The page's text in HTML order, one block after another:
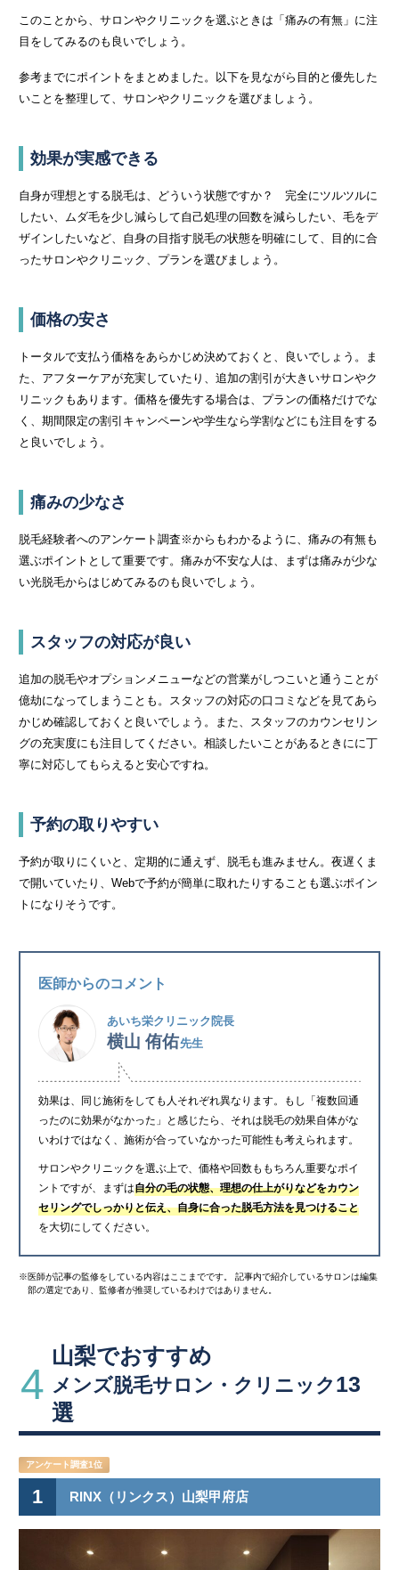
このことから、サロンやクリニックを選ぶときは「痛みの有無」に注
目をしてみるのも良いでしょう。
参考までにポイントをまとめました。以下を見ながら目的と優先した
いことを整理して、サロンやクリニックを選びましょう。
効果が実感できる
自身が理想とする脱毛は、どういう状態ですか？ 完全にツルツルに
したい、ムダ毛を少し減らして自己処理の回数を減らしたい、毛をデ
ザインしたいなど、自身の目指す脱毛の状態を明確にして、目的に合
ったサロンやクリニック、プランを選びましょう。
価格の安さ
トータルで支払う価格をあらかじめ決めておくと、良いでしょう。ま
た、アフターケアが充実していたり、追加の割引が大きいサロンやク
リニックもあります。価格を優先する場合は、プランの価格だけでな
く、期間限定の割引キャンペーンや学生なら学割などにも注目をする
と良いでしょう。
痛みの少なさ
脱毛経験者へのアンケート調査※からもわかるように、痛みの有無も
選ぶポイントとして重要です。痛みが不安な人は、まずは痛みが少な
い光脱毛からはじめてみるのも良いでしょう。
スタッフの対応が良い
追加の脱毛やオプションメニューなどの営業がしつこいと通うことが
億劫になってしまうことも。スタッフの対応の口コミなどを見てあら
かじめ確認しておくと良いでしょう。また、スタッフのカウンセリン
グの充実度にも注目してください。相談したいことがあるときにに丁
寧に対応してもらえると安心ですね。
予約の取りやすい
予約が取りにくいと、定期的に通えず、脱毛も進みません。夜遅くま
で開いていたり、Webで予約が簡単に取れたりすることも選ぶポイン
トになりそうです。
医師からのコメント
あいち栄クリニック院長
横山 侑佑先生
効果は、同じ施術をしても人それぞれ異なります。もし「複数回通
ったのに効果がなかった」と感じたら、それは脱毛の効果自体がな
いわけではなく、施術が合っていなかった可能性も考えられます。
サロンやクリニックを選ぶ上で、価格や回数ももちろん重要なポイ
ントですが、まずは自分の毛の状態、理想の仕上がりなどをカウン
セリングでしっかりと伝え、自身に合った脱毛方法を見つけること
を大切にしてください。
※医師が記事の監修をしている内容はここまでです。 記事内で紹介しているサロンは編集
部の選定であり、監修者が推奨しているわけではありません。
4
山梨でおすすめ
メンズ脱毛サロン・クリニック 13
選
アンケート調査1位
1 RINX（リンクス）山梨甲府店